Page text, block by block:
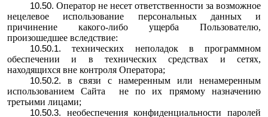
Оператор не несет ответственности за возможное
нецелевое использование персональных данных и
причинение какого-либо ущерба Пользователю,
произошедшее вследствие:
технических неполадок в программном
обеспечении и в технических средствах и сетях,
находящихся вне контроля Оператора;
в связи с намеренным или ненамеренным
использованием Сайта не по их прямому назначению
третьими лицами;
необеспечения конфиденциальности паролей